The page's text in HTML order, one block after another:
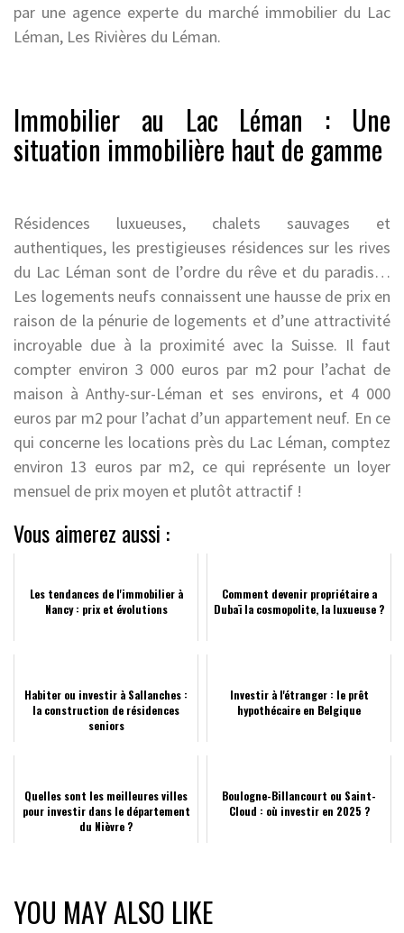
par une agence experte du marché immobilier du Lac
Léman, Les Rivières du Léman.
Immobilier au Lac Léman : Une
situation immobilière haut de gamme
Résidences luxueuses, chalets sauvages et
authentiques, les prestigieuses résidences sur les rives
du Lac Léman sont de l’ordre du rêve et du paradis…
Les logements neufs connaissent une hausse de prix en
raison de la pénurie de logements et d’une attractivité
incroyable due à la proximité avec la Suisse. Il faut
compter environ 3 000 euros par m2 pour l’achat de
maison à Anthy-sur-Léman et ses environs, et 4 000
euros par m2 pour l’achat d’un appartement neuf. En ce
qui concerne les locations près du Lac Léman, comptez
environ 13 euros par m2, ce qui représente un loyer
mensuel de prix moyen et plutôt attractif !
Vous aimerez aussi :
Les tendances de l'immobilier à
Nancy : prix et évolutions
Comment devenir propriétaire a
Dubaï la cosmopolite, la luxueuse ?
Habiter ou investir à Sallanches :
la construction de résidences
seniors
Investir à l'étranger : le prêt
hypothécaire en Belgique
Quelles sont les meilleures villes
pour investir dans le département
du Nièvre ?
Boulogne-Billancourt ou Saint-
Cloud : où investir en 2025 ?
YOU MAY ALSO LIKE